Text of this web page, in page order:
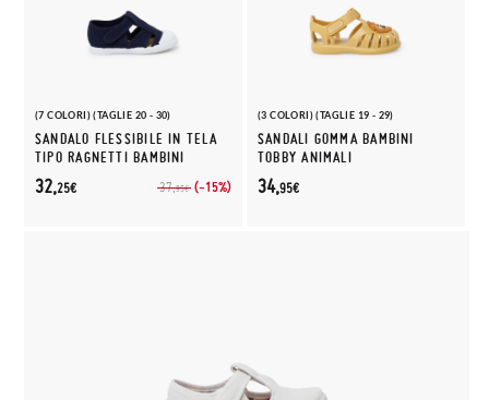
(7 COLORI) (TAGLIE 20 - 30)
SANDALO FLESSIBILE IN TELA
TIPO RAGNETTI BAMBINI
37,95€ (-15%)
32,25€
(3 COLORI) (TAGLIE 19 - 29)
SANDALI GOMMA BAMBINI
TOBBY ANIMALI
34,95€